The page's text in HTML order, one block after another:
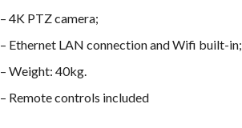
– 4K PTZ camera;
– Ethernet LAN connection and Wifi built-in;
– Weight: 40kg.
– Remote controls included